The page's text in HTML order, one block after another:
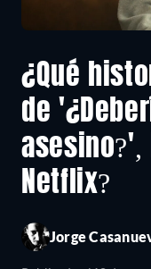
¿Qué
de
Netflix?
Jorge